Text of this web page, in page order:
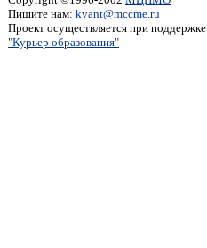
Пишите нам: kvant@mccme.ru
Проект осуществляется при поддержке
"Курьер образования"